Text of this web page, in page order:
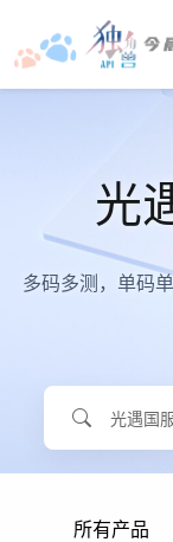
光
多码多测，单码
所有产品